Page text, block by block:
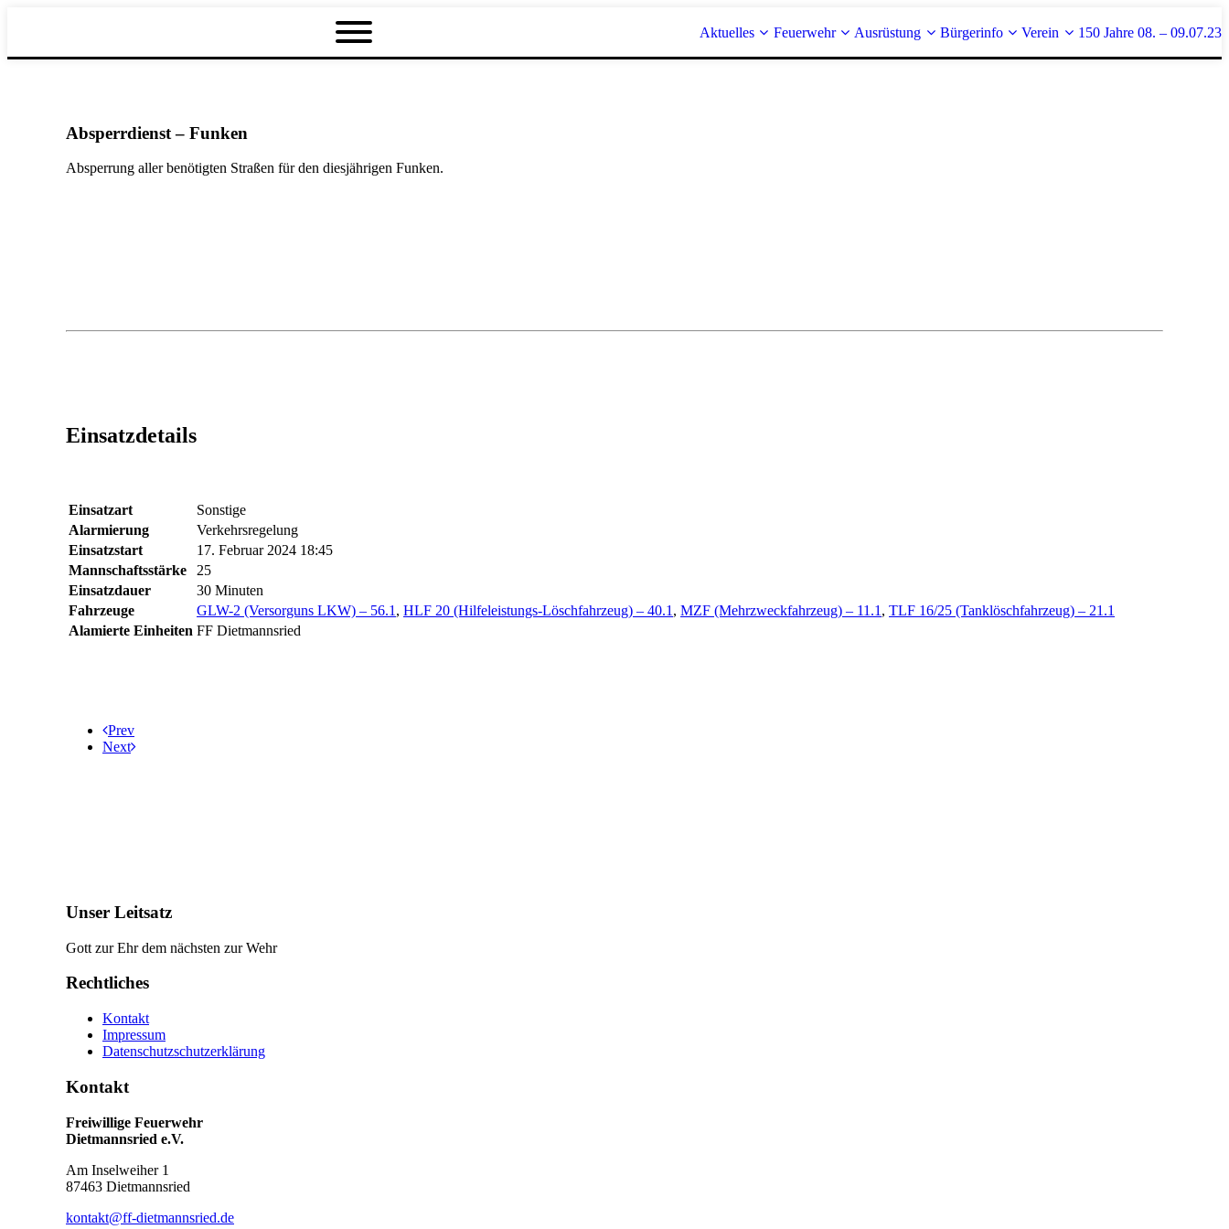
Aktuelles Feuerwehr Ausrüstung Bürgerinfo Verein 150 Jahre 08. – 09.07.23
Absperrdienst – Funken
Absperrung aller benötigten Straßen für den diesjährigen Funken.
Einsatzdetails
Einsatzart
Sonstige
Alarmierung
Verkehrsregelung
Einsatzstart
17. Februar 2024 18:45
Mannschaftsstärke
25
Einsatzdauer
30 Minuten
Fahrzeuge
GLW-2 (Versorguns LKW) – 56.1 , HLF 20 (Hilfeleistungs-Löschfahrzeug) – 40.1 , MZF (Mehrzweckfahrzeug) – 11.1 , TLF 16/25 (Tanklöschfahrzeug) – 21.1
Alamierte Einheiten FF Dietmannsried
Prev
Next
Unser Leitsatz
Gott zur Ehr dem nächsten zur Wehr
Rechtliches
Kontakt
Impressum
Datenschutzschutzerklärung
Kontakt
Freiwillige Feuerwehr
Dietmannsried e.V.
Am Inselweiher 1
87463 Dietmannsried
kontakt@ff-dietmannsried.de